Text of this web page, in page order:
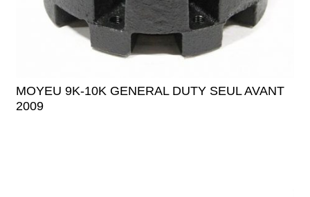
MOYEU 9K-10K GENERAL DUTY SEUL AVANT
2009